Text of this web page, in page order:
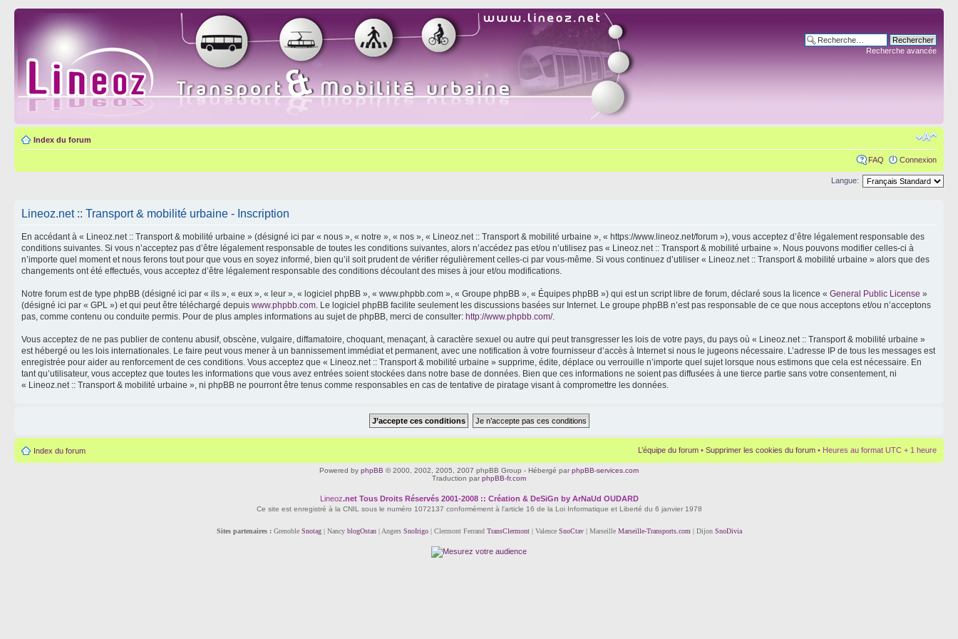
Recherche avancée
Index du forum
FAQ Connexion
Langue:
Lineoz.net :: Transport & mobilité urbaine - Inscription
En accédant à « Lineoz.net :: Transport & mobilité urbaine » (désigné ici par « nous », « notre », « nos », « Lineoz.net :: Transport & mobilité urbaine », « https://www.lineoz.net/forum »), vous acceptez d’être légalement responsable des
conditions suivantes. Si vous n’acceptez pas d’être légalement responsable de toutes les conditions suivantes, alors n’accédez pas et/ou n’utilisez pas « Lineoz.net :: Transport & mobilité urbaine ». Nous pouvons modifier celles-ci à
n’importe quel moment et nous ferons tout pour que vous en soyez informé, bien qu’il soit prudent de vérifier régulièrement celles-ci par vous-même. Si vous continuez d’utiliser « Lineoz.net :: Transport & mobilité urbaine » alors que des
changements ont été effectués, vous acceptez d’être légalement responsable des conditions découlant des mises à jour et/ou modifications.
Notre forum est de type phpBB (désigné ici par « ils », « eux », « leur », « logiciel phpBB », « www.phpbb.com », « Groupe phpBB », « Équipes phpBB ») qui est un script libre de forum, déclaré sous la licence « General Public License »
(désigné ici par « GPL ») et qui peut être téléchargé depuis www.phpbb.com . Le logiciel phpBB facilite seulement les discussions basées sur Internet. Le groupe phpBB n’est pas responsable de ce que nous acceptons et/ou n’acceptons
pas, comme contenu ou conduite permis. Pour de plus amples informations au sujet de phpBB, merci de consulter: http://www.phpbb.com/.
Vous acceptez de ne pas publier de contenu abusif, obscène, vulgaire, diffamatoire, choquant, menaçant, à caractère sexuel ou autre qui peut transgresser les lois de votre pays, du pays où « Lineoz.net :: Transport & mobilité urbaine »
est hébergé ou les lois internationales. Le faire peut vous mener à un bannissement immédiat et permanent, avec une notification à votre fournisseur d’accès à Internet si nous le jugeons nécessaire. L’adresse IP de tous les messages est
enregistrée pour aider au renforcement de ces conditions. Vous acceptez que « Lineoz.net :: Transport & mobilité urbaine » supprime, édite, déplace ou verrouille n’importe quel sujet lorsque nous estimons que cela est nécessaire. En
tant qu’utilisateur, vous acceptez que toutes les informations que vous avez entrées soient stockées dans notre base de données. Bien que ces informations ne soient pas diffusées à une tierce partie sans votre consentement, ni
« Lineoz.net :: Transport & mobilité urbaine », ni phpBB ne pourront être tenus comme responsables en cas de tentative de piratage visant à compromettre les données.
Index du forum L’équipe du forum • Supprimer les cookies du forum • Heures au format UTC + 1 heure
Powered by phpBB © 2000, 2002, 2005, 2007 phpBB Group - Hébergé par phpBB-services.com
Traduction par phpBB-fr.com
Lineoz.netTous Droits Réservés 2001-2008 :: Création & DeSiGn by ArNaUd OUDARD
Ce site est enregistré à la CNIL sous le numéro 1072137 conformément à l'article 16 de la Loi Informatique et Liberté du 6 janvier 1978
Sites partenaires :Grenoble Snotag| Nancy blogOstan| Angers SnoIrigo| Clermont Ferrand TransClermont| Valence SnoCtav| Marseille Marseille-Transports.com | Dijon SnoDivia